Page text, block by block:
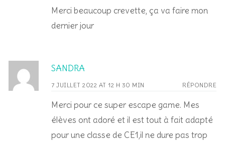
Merci beaucoup crevette, ça va faire mon
dernier jour
SANDRA
7 JUILLET 2022 AT 12 H 30 MIN RÉPONDRE
Merci pour ce super escape game. Mes
élèves ont adoré et il est tout à fait adapté
pour une classe de CE1,il ne dure pas trop